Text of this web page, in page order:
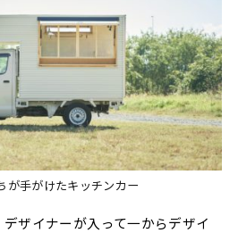
が手がけたキッチンカー
デザイナーが入って一からデザイ